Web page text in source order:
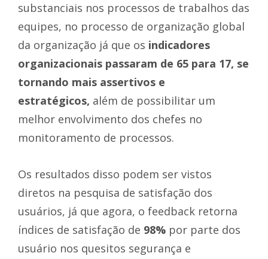
substanciais nos processos de trabalhos das
equipes, no processo de organização global
da organização já que os indicadores
organizacionais passaram de 65 para 17, se
tornando mais assertivos e
estratégicos, além de possibilitar um
melhor envolvimento dos chefes no
monitoramento de processos.
Os resultados disso podem ser vistos
diretos na pesquisa de satisfação dos
usuários, já que agora, o feedback retorna
índices de satisfação de 98% por parte dos
usuário nos quesitos segurança e